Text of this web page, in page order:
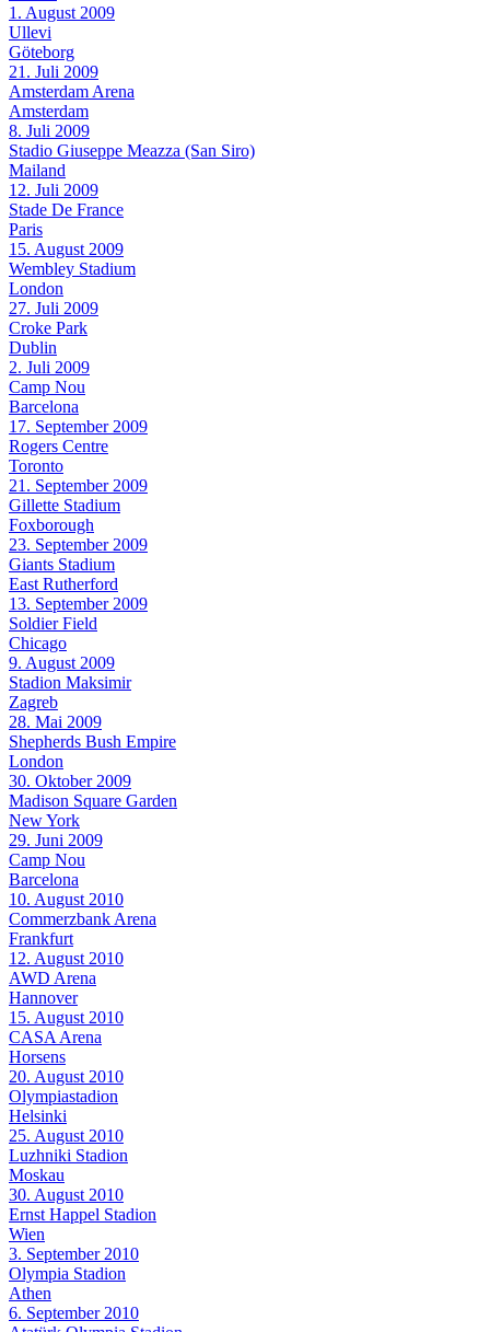
1. August 2009
Ullevi
Göteborg
21. Juli 2009
Amsterdam Arena
Amsterdam
8. Juli 2009
Stadio Giuseppe Meazza (San Siro)
Mailand
12. Juli 2009
Stade De France
Paris
15. August 2009
Wembley Stadium
London
27. Juli 2009
Croke Park
Dublin
2. Juli 2009
Camp Nou
Barcelona
17. September 2009
Rogers Centre
Toronto
21. September 2009
Gillette Stadium
Foxborough
23. September 2009
Giants Stadium
East Rutherford
13. September 2009
Soldier Field
Chicago
9. August 2009
Stadion Maksimir
Zagreb
28. Mai 2009
Shepherds Bush Empire
London
30. Oktober 2009
Madison Square Garden
New York
29. Juni 2009
Camp Nou
Barcelona
10. August 2010
Commerzbank Arena
Frankfurt
12. August 2010
AWD Arena
Hannover
15. August 2010
CASA Arena
Horsens
20. August 2010
Olympiastadion
Helsinki
25. August 2010
Luzhniki Stadion
Moskau
30. August 2010
Ernst Happel Stadion
Wien
3. September 2010
Olympia Stadion
Athen
6. September 2010